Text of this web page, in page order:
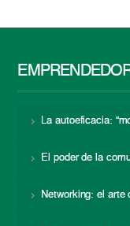
La autoeficacia:
El poder de la
Networking: el arte